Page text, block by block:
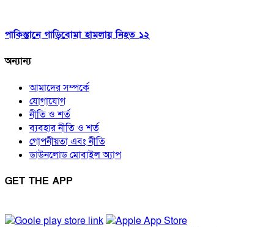
পাকিস্তানে গাড়িবোমা হামলায় নিহত ১২
অন্যান্য
আমাদের সম্পর্কে
যোগাযোগ
নীতি ও শর্ত
ব্যবহার নীতি ও শর্ত
গোপনীয়তা এবং নীতি
ডাউনলোড মোবাইল অ্যাপ
GET THE APP